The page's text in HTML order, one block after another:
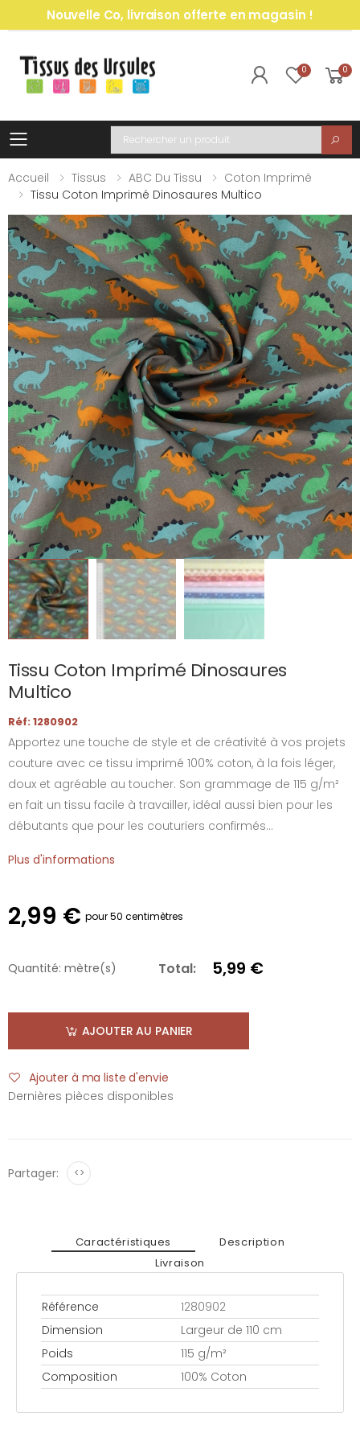
Nouvelle Co, livraison offerte en magasin !
0 0
Toggle mobile menu
Recherche
Accueil
Tissus ABC Du Tissu
Coton Imprimé
Tissu Coton Imprimé Dinosaures Multico
Tissu Coton Imprimé Dinosaures
Multico
Réf: 1280902
Apportez une touche de style et de créativité à vos projets
couture avec ce tissu imprimé 100% coton, à la fois léger,
doux et agréable au toucher. Son grammage de 115 g/m²
en fait un tissu facile à travailler, idéal aussi bien pour les
débutants que pour les couturiers confirmés...
Plus d'informations
2,99 € pour 50 centimètres
Quantité: mètre(s) Total: 5,99 €
AJOUTER AU PANIER
Ajouter à ma liste d'envie
Dernières pièces disponibles
Partager: <>
Caractéristiques
Description
Livraison
Référence
1280902
Dimension
Largeur de 110 cm
Poids
115 g/m²
Composition
100% Coton